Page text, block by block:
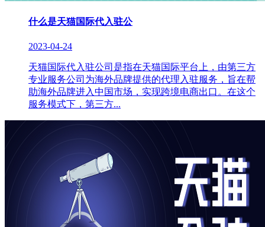
什么是天猫国际代入驻公
2023-04-24
天猫国际代入驻公司是指在天猫国际平台上，由第三方
专业服务公司为海外品牌提供的代理入驻服务，旨在帮
助海外品牌进入中国市场，实现跨境电商出口。在这个
服务模式下，第三方...